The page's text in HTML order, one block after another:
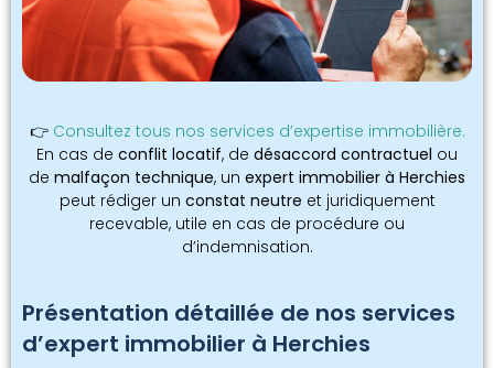
Présentation détaillée de nos services
d’expert immobilier à Herchies
👉 Consultez tous nos services d’expertise immobilière.
En cas de conflit locatif, de désaccord contractuel ou
de malfaçon technique, un expert immobilier à Herchies
peut rédiger un constat neutre et juridiquement
recevable, utile en cas de procédure ou
d’indemnisation.